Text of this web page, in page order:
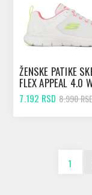
ŽENSKE PATIKE
FLEX APPEAL 4.0
7.192 RSD 8.990
1